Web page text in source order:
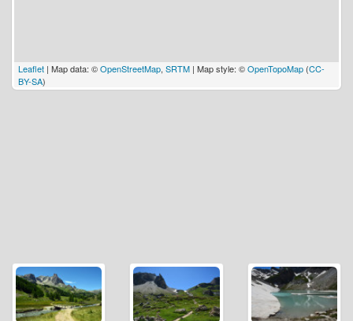
Leaflet | Map data: ©OpenStreetMap, SRTM | Map style: ©OpenTopoMap (CC-
BY-SA)